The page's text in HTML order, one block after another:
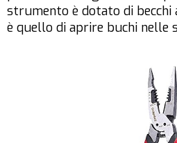
strumento è dotato di becchi
è quello di aprire buchi nelle